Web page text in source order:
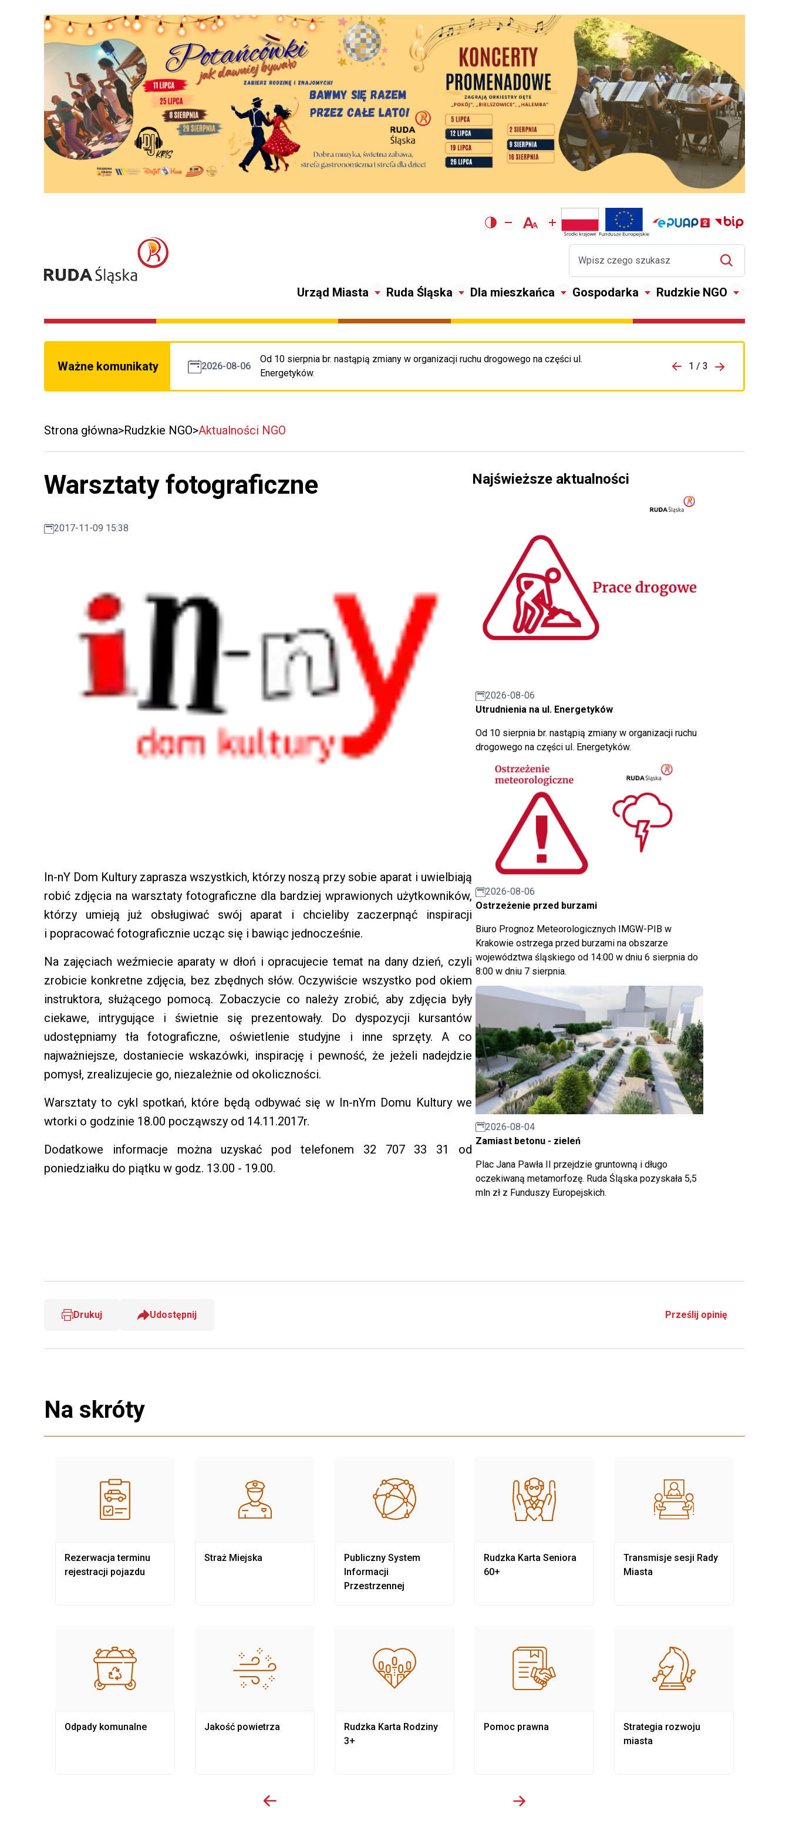
Urząd Miasta Ruda Śląska Dla mieszkańca Gospodarka Rudzkie NGO
Ważne komunikaty 2026-08-06
Od 10 sierpnia br. nastąpią zmiany w organizacji ruchu drogowego na części ul.
Energetyków.
Przejdź do porzpedniego komunikatu 1 / 3
Przejdź do
Strona główna Rudzkie NGO Aktualności NGO
Warsztaty fotograficzne
2017-11-09 15:38
In-nY Dom Kultury zaprasza wszystkich, którzy noszą przy sobie aparat i uwielbiają
robić zdjęcia na warsztaty fotograficzne dla bardziej wprawionych użytkowników,
którzy umieją już obsługiwać swój aparat i chcieliby zaczerpnąć inspiracji
i popracować fotograficznie ucząc się i bawiąc jednocześnie.
Na zajęciach weźmiecie aparaty w dłoń i opracujecie temat na dany dzień, czyli
zrobicie konkretne zdjęcia, bez zbędnych słów. Oczywiście wszystko pod okiem
instruktora, służącego pomocą. Zobaczycie co należy zrobić, aby zdjęcia były
ciekawe, intrygujące i świetnie się prezentowały. Do dyspozycji kursantów
udostępniamy tła fotograficzne, oświetlenie studyjne i inne sprzęty. A co
najważniejsze, dostaniecie wskazówki, inspirację i pewność, że jeżeli nadejdzie
pomysł, zrealizujecie go, niezależnie od okoliczności.
Warsztaty to cykl spotkań, które będą odbywać się w In-nYm Domu Kultury we
wtorki o godzinie 18.00 począwszy od 14.11.2017r.
Dodatkowe informacje można uzyskać pod telefonem 32 707 33 31 od
poniedziałku do piątku w godz. 13.00 - 19.00.
Najświeższe aktualności
2026-08-06
Utrudnienia na ul. Energetyków
Od 10 sierpnia br. nastąpią zmiany w organizacji ruchu
drogowego na części ul. Energetyków.
2026-08-06
Ostrzeżenie przed burzami
Biuro Prognoz Meteorologicznych IMGW-PIB w
Krakowie ostrzega przed burzami na obszarze
województwa śląskiego od 14:00 w dniu 6 sierpnia do
8:00 w dniu 7 sierpnia.
2026-08-04
Zamiast betonu - zieleń
Plac Jana Pawła II przejdzie gruntowną i długo
oczekiwaną metamorfozę. Ruda Śląska pozyskała 5,5
mln zł z Funduszy Europejskich.
Drukuj Udostępnij Prześlij opinię
Na skróty
Rezerwacja terminu
rejestracji pojazdu
Odpady komunalne
Straż Miejska
Jakość powietrza
Publiczny System
Informacji
Przestrzennej
Rudzka Karta Rodziny
3+
Rudzka Karta Seniora
60+
Pomoc prawna
Transmisje sesji Rady
Miasta
Strategia rozwoju
miasta